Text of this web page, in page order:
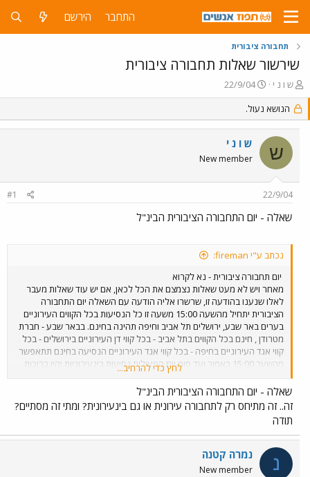
התחבר הירשם
תחבורה ציבורית
שירשור שאלות תחבורה ציבורית
פ
ו
ת
ח
נ
ו
א
ש ו נ י
פ
ו
ר
ס
ב
ת
ר
22/9/04
הנושא נעול.
ש ש ו נ י
New member
22/9/04
#1
שאלה - יום התחבורה הציבורית הבינ"ל
נכתב ע"י fireman:
יום תחבורה ציבורית - נא לקרוא
מאחר ויש לא מעט שאלות נצמצם את הכל לכאן, אם יש עוד שאלות מעבר
לאלו שנענו בהודעה זו, שרשרו אליה הודעה עם השאלה יום התחבורה
הציבורית יתחיל מהשעה 15:00 משעה זו כל הנסיעות בכל הקווים העירוניים
בערים באר שבע, ירושלים תל אביב וחיפה תהינה בחינם. בבאר שבע - חברת
מטרודן , חינם בכל הקווים בתל אביב - בכל קווי דן העירוניים בירושלים - בכל
קווי אגד העירוניים בחיפה - בכל קווי אגד העירוניים הנסיעה בחינם תתאפשר
מהשער 15:00 כאמור ועד סוף יום הפעילות נסיעות בינעירוניות יהיו כרוכות
בתשלום בכל שעות היממה. הנסיעות ברכבת ישראל כרוכות בתשלום שתהיה
לכולם נסיעה טובה ומהנה!
לחץ כדי להרחיב...
שאלה - יום התחבורה הציבורית הבינ"ל
זה.. זה מתיחס רק לתחבורה עירונית או גם בינעירונית? ומתי זה מסתיים?
תודה
נ נמרה קטנה
New member